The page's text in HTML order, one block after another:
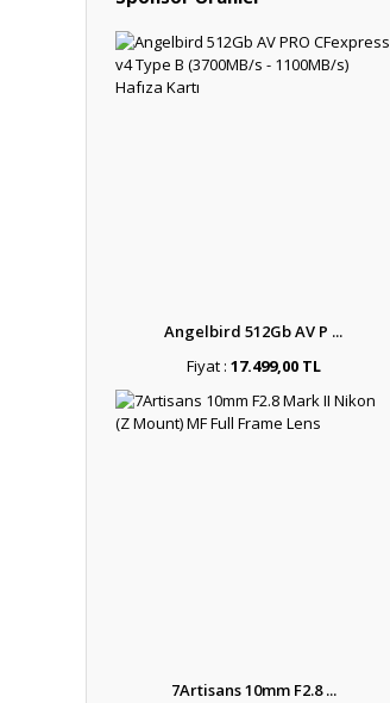
Angelbird 512Gb AV P ...
Fiyat : 17.499,00 TL
7Artisans 10mm F2.8 ...